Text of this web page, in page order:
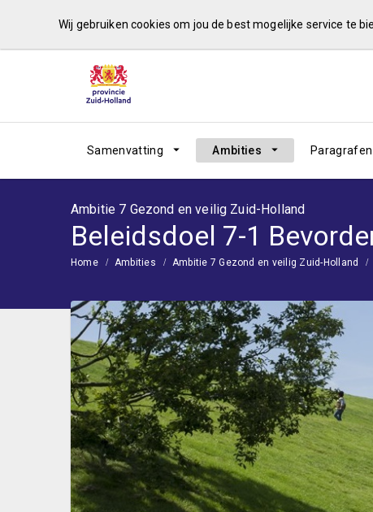
Wij gebruiken cookies om jou de best mogelijke service te
Samenvatting Ambities Paragrafen
Ambitie 7 Gezond en veilig Zuid-Holland
Beleidsdoel 7-1
Home Ambities Ambitie 7 Gezond en veilig Zuid-Holland